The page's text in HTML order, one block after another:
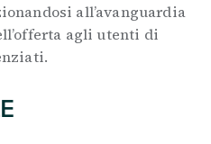
all’avanguardia
agli utenti di